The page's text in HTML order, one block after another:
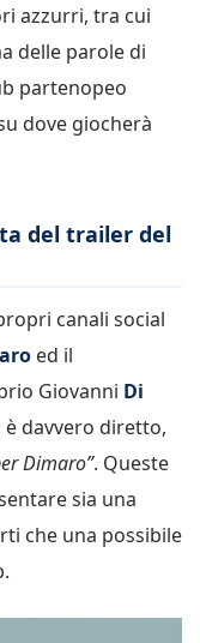
azzurri, tra cui
delle parole di
partenopeo
dove giocherà
del trailer del
canali social
ed il
Giovanni Di
davvero diretto,
Dimaro”. Queste
sia una
che una possibile